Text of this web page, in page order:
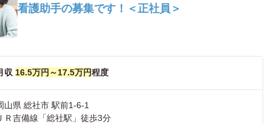
看護助手の募集です！＜正社員＞
収 16.5万円～17.5万円程度
山県 総社市 駅前1-6-1
Ｒ吉備線「総社駅」徒歩3分